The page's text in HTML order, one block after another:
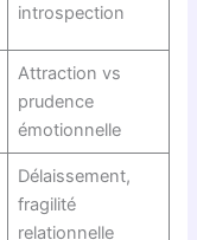
introspection
Attraction vs
prudence
émotionnelle
Délaissement,
fragilité
relationnelle